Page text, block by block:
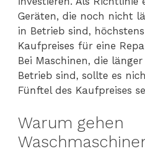
Geräten, die noch nicht
in Betrieb sind,
Kaufpreises für eine
Bei Maschinen, die
Betrieb sind, sollte es
Fünftel des Kaufpreises
Warum gehen